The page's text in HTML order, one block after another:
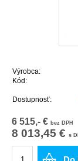
Výrobca:
Kód:
Dostupnosť:
6 515,- € bez DPH
8 013,45 € s